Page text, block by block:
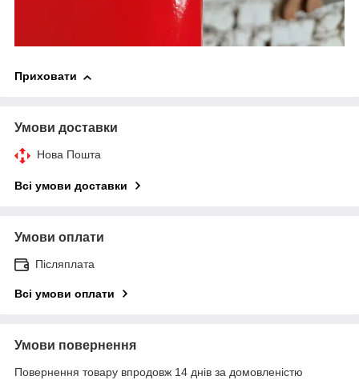
Приховати
Умови доставки
Нова Пошта
Всі умови доставки
Умови оплати
Післяплата
Всі умови оплати
Умови повернення
Повернення товару впродовж 14 днів за домовленістю